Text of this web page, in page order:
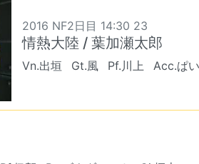
2016 NF2日目 14:30 23
情熱大陸 / 葉加瀬太郎
Vn.出垣 Gt.風 Pf.川上 Acc.ぱ